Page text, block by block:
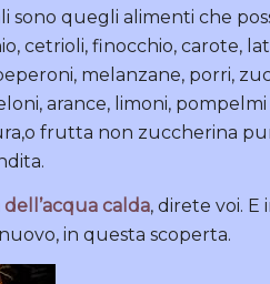
sono quegli alimenti che
cetrioli, finocchio, carote,
melanzane, porri,
arance, limoni,
frutta non zuccherina
dell’acqua calda, direte voi. E
in questa scoperta.